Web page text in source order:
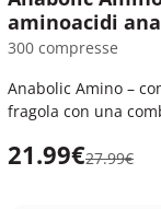
aminoacidi
300 compresse
Anabolic Amino –
fragola con una
21.99€27.99€